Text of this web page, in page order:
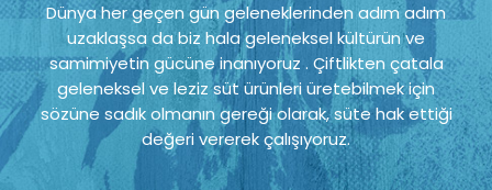
Dünya her geçen gün geleneklerinden adım adım
uzaklaşsa da biz hala geleneksel kültürün ve
samimiyetin gücüne inanıyoruz . Çiftlikten çatala
geleneksel ve leziz süt ürünleri üretebilmek için
sözüne sadık olmanın gereği olarak, süte hak ettiği
değeri vererek çalışıyoruz.